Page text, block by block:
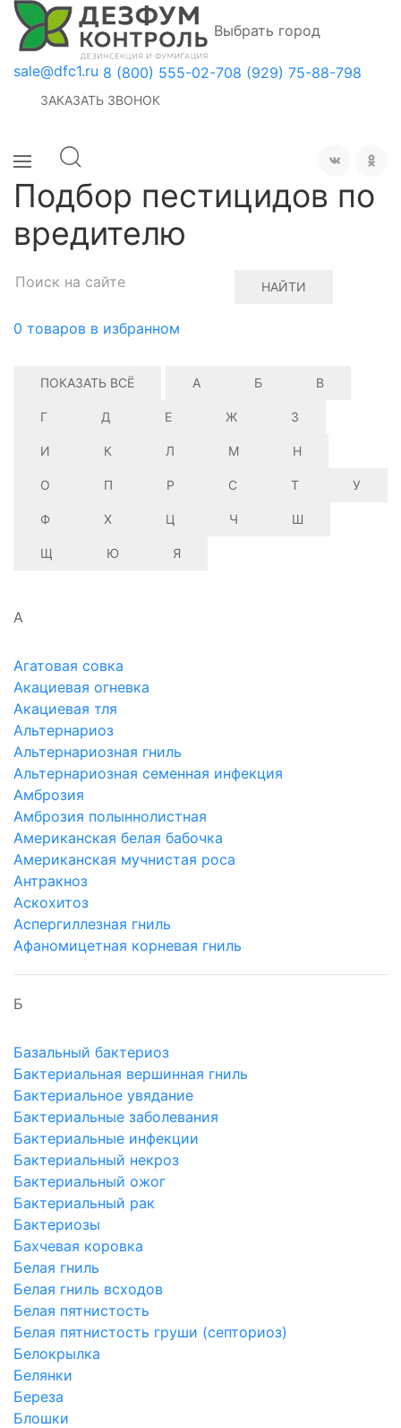
Выбрать город
sale@dfc1.ru 8 (800) 555-02-708 (929) 75-88-798
ЗАКАЗАТЬ ЗВОНОК
Подбор пестицидов по
вредителю
НАЙТИ
0 товаров в избранном
ПОКАЗАТЬ ВСЁ А Б В
Г Д Е Ж З
И К Л М Н
О П Р С Т У
Ф Х Ц Ч Ш
Щ Ю Я
А
Агатовая совка
Акациевая огневка
Акациевая тля
Альтернариоз
Альтернариозная гниль
Альтернариозная семенная инфекция
Амброзия
Амброзия полыннолистная
Американская белая бабочка
Американская мучнистая роса
Антракноз
Аскохитоз
Аспергиллезная гниль
Афаномицетная корневая гниль
Б
Базальный бактериоз
Бактериальная вершинная гниль
Бактериальное увядание
Бактериальные заболевания
Бактериальные инфекции
Бактериальный некроз
Бактериальный ожог
Бактериальный рак
Бактериозы
Бахчевая коровка
Белая гниль
Белая гниль всходов
Белая пятнистость
Белая пятнистость груши (септориоз)
Белокрылка
Белянки
Береза
Блошки